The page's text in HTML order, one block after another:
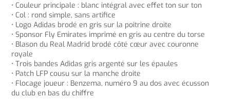
• Couleur principale : blanc intégral avec effet ton sur ton
• Col : rond simple, sans artifice
• Logo Adidas brodé en gris sur la poitrine droite
• Sponsor Fly Emirates imprimé en gris au centre du torse
• Blason du Real Madrid brodé côté cœur avec couronne
royale
• Trois bandes Adidas gris argenté sur les épaules
• Patch LFP cousu sur la manche droite
• Flocage joueur : Benzema, numéro 9 au dos avec écusson
du club en bas du chiffre